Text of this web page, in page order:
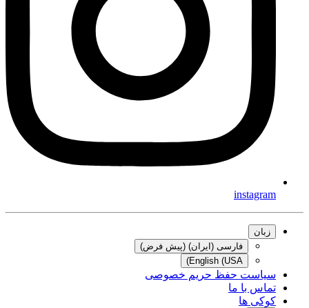
instagram
زبان
فارسی (ایران) (پیش فرض)
English (USA)
سیاست حفظ حریم خصوصی
تماس با ما
کوکی ها